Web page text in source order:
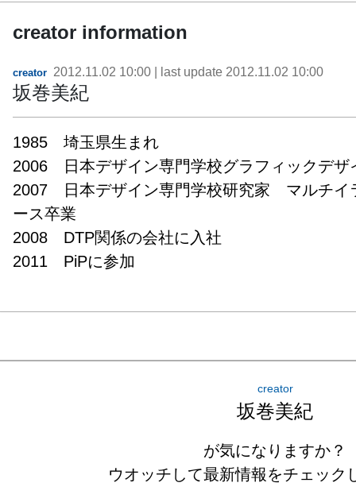
creator information
creator 2012.11.02 10:00 | last update 2012.11.02 10:00
坂巻美紀
1985　埼玉県生まれ
2006　日本デザイン専門学校グラフィックデザ
2007　日本デザイン専門学校研究家　マルチ
ース卒業
2008　DTP関係の会社に入社
2011　PiPに参加
creator
坂巻美紀
が気になりますか？
ウオッチして最新情報をチェック